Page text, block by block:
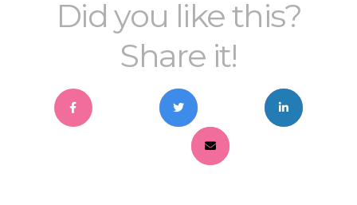
Did you like this?
Share it!